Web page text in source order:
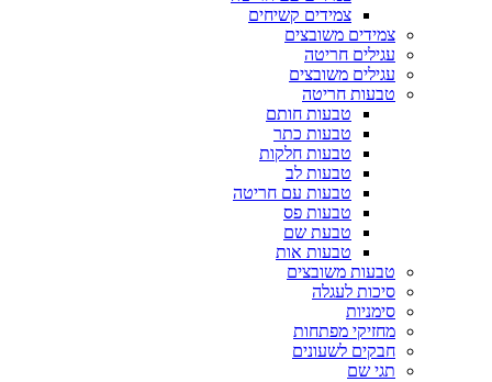
צמידים קשיחים
צמידים משובצים
עגילים חריטה
עגילים משובצים
טבעות חריטה
טבעות חותם
טבעות כתר
טבעות חלקות
טבעות לב
טבעות עם חריטה
טבעות פס
טבעת שם
טבעות אות
טבעות משובצים
סיכות לעגלה
סימניות
מחזיקי מפתחות
חבקים לשעונים
תגי שם